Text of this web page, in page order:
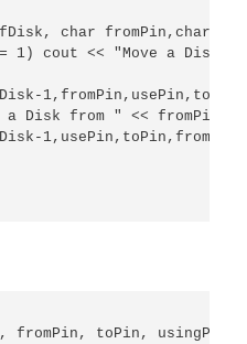
char fromPin,char
1) cout << "Move a Disk
a Disk from " << fromPin
fromPin, toPin, usingPin):